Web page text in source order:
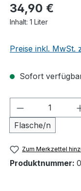
34,90 €
Inhalt: 1 Liter
Preise inkl. MwSt.
Sofort
Produkt
Flasche/n
Zum Merkzettel
Produktnummer: